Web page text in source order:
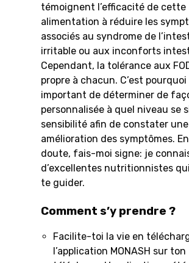
témoignent l’efficacité de cette
alimentation à réduire les
associés au syndrome de
irritable ou aux inconforts
Cependant, la tolérance aux
propre à chacun. C’est pourquoi
important de déterminer de
personnalisée à quel niveau se
sensibilité afin de constater
amélioration des symptômes.
doute, fais-moi signe: je
d’excellentes nutritionnistes
te guider.
Comment s’y prendre ?
Facilite-toi la vie en
l’application MONASH sur ton